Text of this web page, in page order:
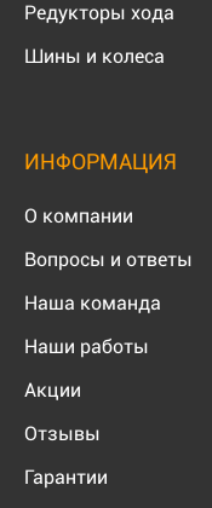
Редукторы хода
Шины и колеса
ИНФОРМАЦИЯ
О компании
Вопросы и ответы
Наша команда
Наши работы
Акции
Отзывы
Гарантии